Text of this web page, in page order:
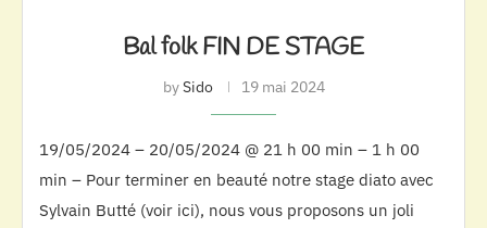
Bal folk FIN DE STAGE
bySido 19 mai 2024
19/05/2024 – 20/05/2024 @ 21 h 00 min – 1 h 00
min – Pour terminer en beauté notre stage diato avec
Sylvain Butté (voir ici), nous vous proposons un joli